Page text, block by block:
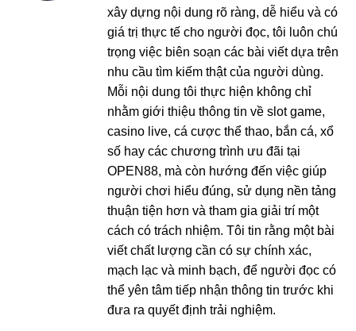
xây dựng nội dung rõ ràng, dễ hiểu và có
giá trị thực tế cho người đọc, tôi luôn chú
trọng việc biên soạn các bài viết dựa trên
nhu cầu tìm kiếm thật của người dùng.
Mỗi nội dung tôi thực hiện không chỉ
nhằm giới thiệu thông tin về slot game,
casino live, cá cược thể thao, bắn cá, xổ
số hay các chương trình ưu đãi tại
OPEN88, mà còn hướng đến việc giúp
người chơi hiểu đúng, sử dụng nền tảng
thuận tiện hơn và tham gia giải trí một
cách có trách nhiệm. Tôi tin rằng một bài
viết chất lượng cần có sự chính xác,
mạch lạc và minh bạch, để người đọc có
thể yên tâm tiếp nhận thông tin trước khi
đưa ra quyết định trải nghiệm.